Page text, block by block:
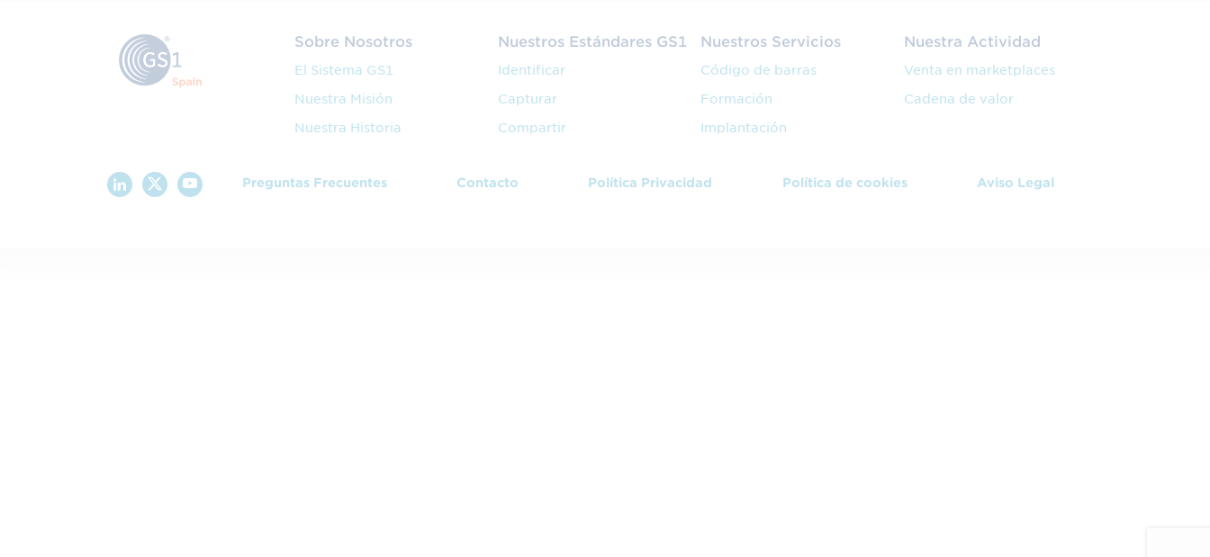
Sobre Nosotros
El Sistema GS1
Nuestra Misión
Nuestra Historia
Nuestros Estándares GS1
Identificar
Capturar
Compartir
Nuestros Servicios
Código de barras
Formación
Implantación
Nuestra Actividad
Venta en marketplaces
Cadena de valor
Preguntas Frecuentes Contacto Política Privacidad Política de cookies Aviso Legal